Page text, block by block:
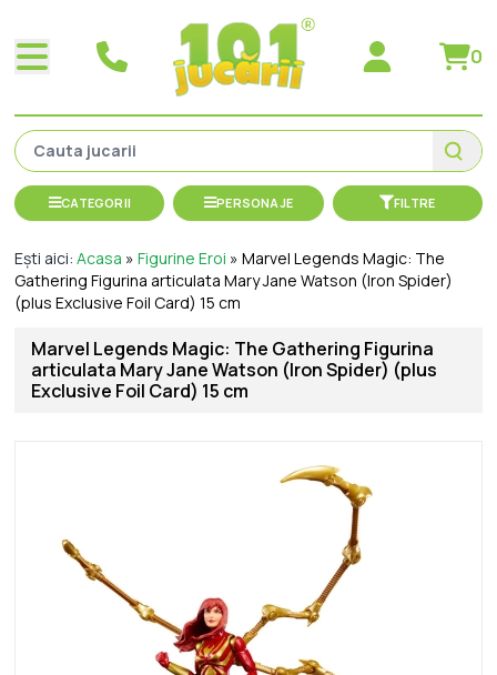
0
CATEGORII PERSONAJE FILTRE
Ești aici:Acasa »Figurine Eroi »Marvel Legends Magic: The
Gathering Figurina articulata Mary Jane Watson (Iron Spider)
(plus Exclusive Foil Card) 15 cm
Marvel Legends Magic: The Gathering Figurina
articulata Mary Jane Watson (Iron Spider) (plus
Exclusive Foil Card) 15 cm